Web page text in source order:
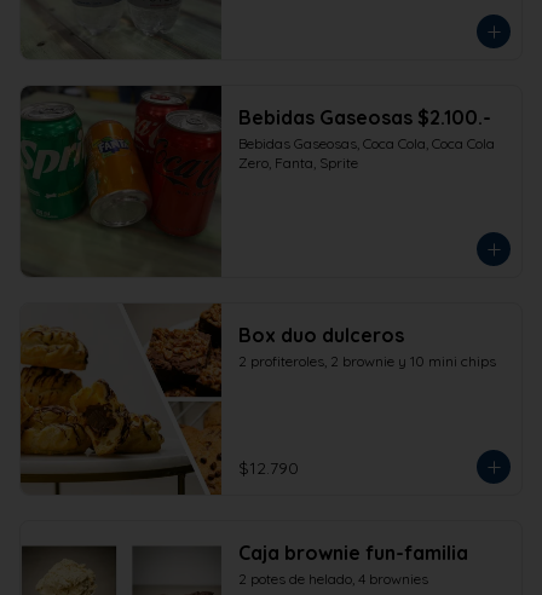
Bebidas Gaseosas $2.100.-
Bebidas Gaseosas, Coca Cola, Coca Cola
Zero, Fanta, Sprite
Box duo dulceros
2 profiteroles, 2 brownie y 10 mini chips
$12.790
Caja brownie fun-familia
2 potes de helado, 4 brownies